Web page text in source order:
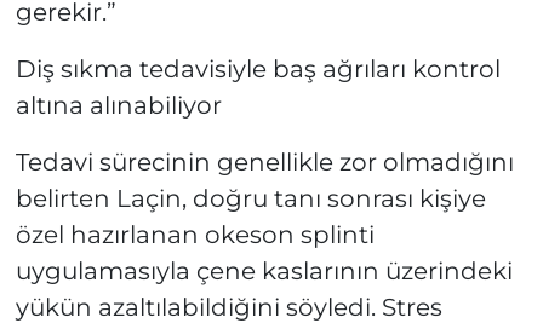
gerekir.”
Diş sıkma tedavisiyle baş ağrıları kontrol
altına alınabiliyor
Tedavi sürecinin genellikle zor olmadığını
belirten Laçin, doğru tanı sonrası kişiye
özel hazırlanan okeson splinti
uygulamasıyla çene kaslarının üzerindeki
yükün azaltılabildiğini söyledi. Stres